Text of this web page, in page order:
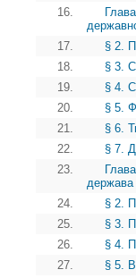
16.
17.
§ 2.
18.
§ 3.
19.
§ 4.
20.
§ 5.
21.
§ 6.
22.
§ 7.
23.
держава
24.
§ 2.
25.
§ 3.
26.
§ 4.
27.
§ 5.